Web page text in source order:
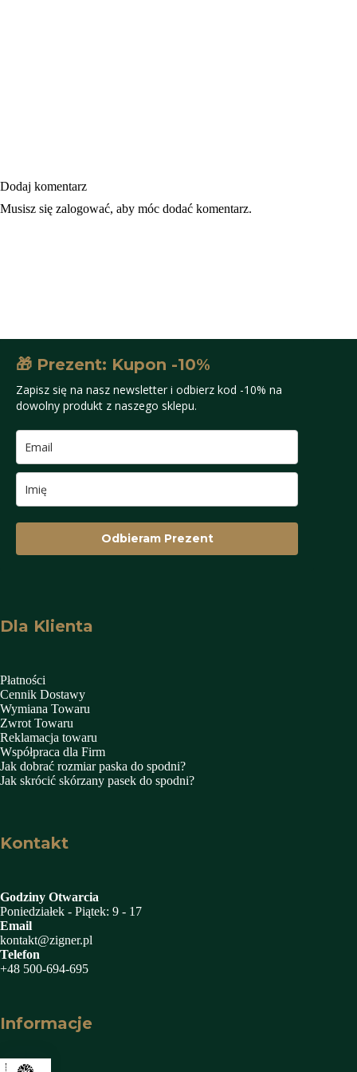
Dodaj komentarz
Musisz się zalogować, aby móc dodać komentarz.
🎁 Prezent: Kupon -10%
Zapisz się na nasz newsletter i odbierz kod -10% na
dowolny produkt z naszego sklepu.
Odbieram Prezent
Dla Klienta
Płatności
Cennik Dostawy
Wymiana Towaru
Zwrot Towaru
Reklamacja towaru
Współpraca dla Firm
Jak dobrać rozmiar paska do spodni?
Jak skrócić skórzany pasek do spodni?
Kontakt
Godziny Otwarcia
Poniedziałek - Piątek: 9 - 17
Email
kontakt@zigner.pl
Telefon
+48 500-694-695
Informacje